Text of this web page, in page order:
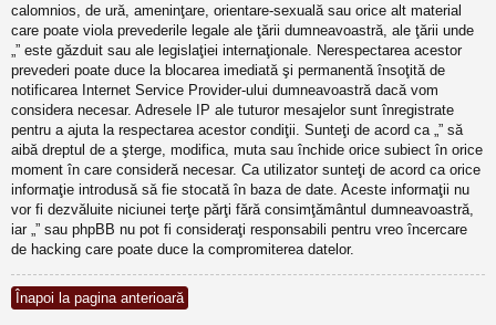
calomnios, de ură, ameninţare, orientare-sexuală sau orice alt material
care poate viola prevederile legale ale ţării dumneavoastră, ale ţării unde
„” este găzduit sau ale legislaţiei internaţionale. Nerespectarea acestor
prevederi poate duce la blocarea imediată şi permanentă însoţită de
notificarea Internet Service Provider-ului dumneavoastră dacă vom
considera necesar. Adresele IP ale tuturor mesajelor sunt înregistrate
pentru a ajuta la respectarea acestor condiţii. Sunteţi de acord ca „” să
aibă dreptul de a şterge, modifica, muta sau închide orice subiect în orice
moment în care consideră necesar. Ca utilizator sunteţi de acord ca orice
informaţie introdusă să fie stocată în baza de date. Aceste informaţii nu
vor fi dezvăluite niciunei terţe părţi fără consimţământul dumneavoastră,
iar „” sau phpBB nu pot fi consideraţi responsabili pentru vreo încercare
de hacking care poate duce la compromiterea datelor.
Înapoi la pagina anterioară